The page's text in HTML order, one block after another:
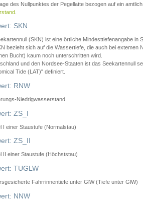
des Nullpunktes der Pegellatte bezogen auf ein
SKN
(SKN) ist eine örtliche Mindesttiefenangabe in
bezieht sich auf die Wassertiefe, die auch bei
Bucht) kaum noch unterschritten wird.
und den Nordsee-Staaten ist das Seekartennull
Tide (LAT)" definiert.
RNW
Niedrigwasserstand
ZS_I
I einer Staustufe (Normalstau)
ZS_II
II einer Staustufe (Höchststau)
TUGLW
Fahrrinnentiefe unter GlW (Tiefe unter GlW)
NNW